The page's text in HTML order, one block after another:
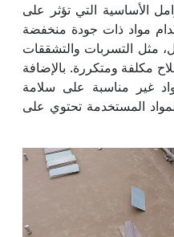
الأساسية التي تؤثر على
مواد ذات جودة منخفضة
مثل التسربات والتشققات
مكلفة ومتكررة. بالإضافة
غير مناسبة على سلامة
المستخدمة تحتوي على